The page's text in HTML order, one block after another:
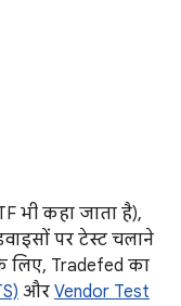
भी कहा जाता है),
पर टेस्ट चलाने
लिए, Tradefed का
और Vendor Test